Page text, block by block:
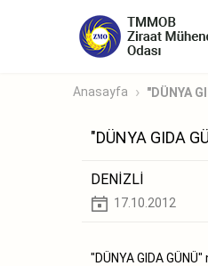
Anasayfa "DÜNYA
"DÜNYA GIDA
DENİZLİ
17.10.2012
"DÜNYA GIDA